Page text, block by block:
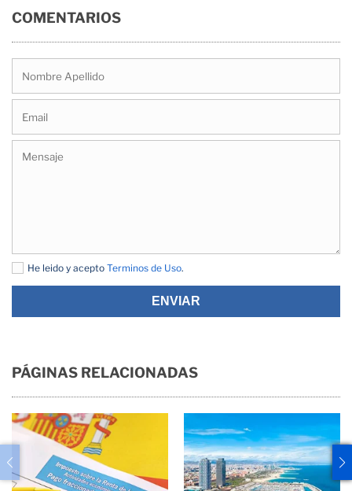
COMENTARIOS
He leido y acepto Terminos de Uso.
ENVIAR
PÁGINAS RELACIONADAS